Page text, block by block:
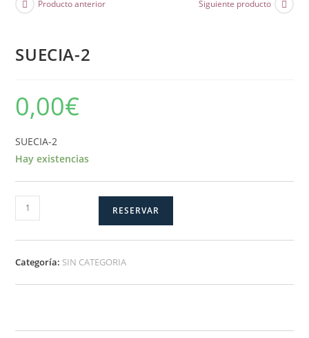
Producto anterior Siguiente producto
SUECIA-2
0,00€
SUECIA-2
Hay existencias
SUECIA-
2
cantidad
RESERVAR
Categoría: SIN CATEGORIA